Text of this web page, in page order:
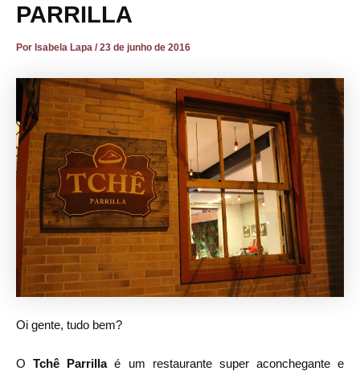
PARRILLA
Por Isabela Lapa /23 de junho de 2016
Oi gente, tudo bem?
OTchê Parrillaé um restaurante super aconchegante e